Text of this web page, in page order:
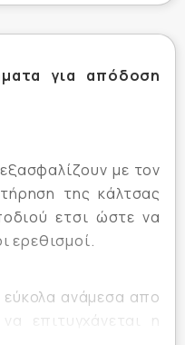
για απόδοση
με τον
της κάλτσας
ετσι ώστε να
ερεθισμοί.
ανάμεσα απο
επιτυγχάνεται η